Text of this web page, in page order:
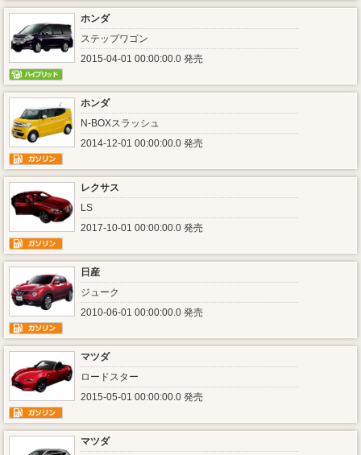
ホンダ
ステップワゴン
2015-04-01 00:00:00.0 発売
ホンダ
N-BOXスラッシュ
2014-12-01 00:00:00.0 発売
レクサス
LS
2017-10-01 00:00:00.0 発売
日産
ジューク
2010-06-01 00:00:00.0 発売
マツダ
ロードスター
2015-05-01 00:00:00.0 発売
マツダ